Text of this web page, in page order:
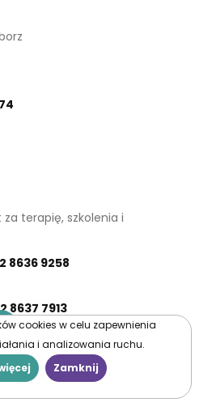
terapię, szkolenia i
8636 9258
8637 7913
Wszelkie prawa zastrzeżone.
cookies w celu zapewnienia
i analizowania ruchu.
Zamknij